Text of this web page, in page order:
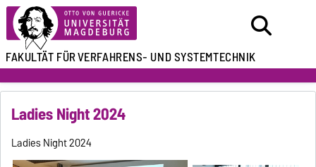
FAKULTÄT FÜRVERFAHRENS- UND SYSTEMTECHNIK
Ladies Night 2024
Ladies Night 2024